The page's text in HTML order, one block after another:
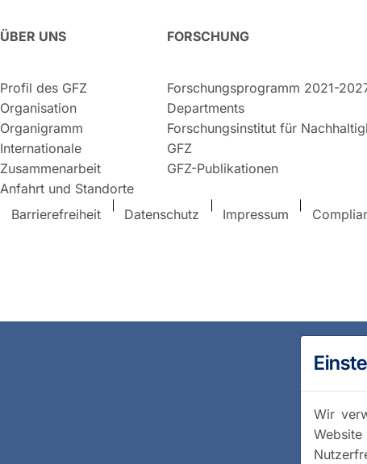
ÜBER UNS
Profil des GFZ
Organisation
Organigramm
Internationale
Zusammenarbeit
Anfahrt und Standorte
FORSCHUNG
Forschungsprogramm 2021-
Departments
Forschungsinstitut für
GFZ
GFZ-Publikationen
Barrierefreiheit Datenschutz Impressum
Wir